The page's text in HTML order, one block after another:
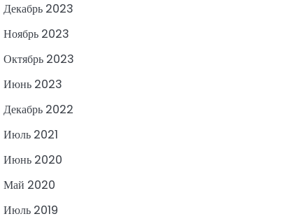
Декабрь 2023
Ноябрь 2023
Октябрь 2023
Июнь 2023
Декабрь 2022
Июль 2021
Июнь 2020
Май 2020
Июль 2019